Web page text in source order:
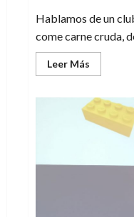
Hablamos de un
come carne cruda,
Leer Más
más
Historias
(e